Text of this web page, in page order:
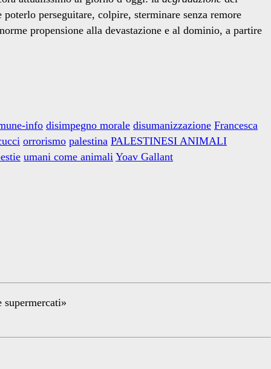
perseguitare, colpire, sterminare senza remore
propensione alla devastazione e al dominio, a partire
info disimpegno morale disumanizzazione Francesca
orrorismo palestina PALESTINESI ANIMALI
umani come animali Yoav Gallant